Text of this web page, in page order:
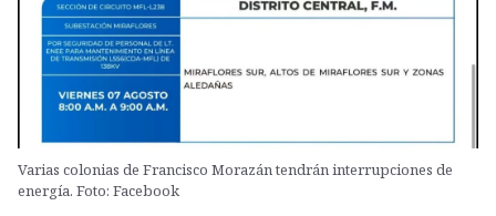
Varias colonias de Francisco Morazán tendrán interrupciones de
energía. Foto: Facebook